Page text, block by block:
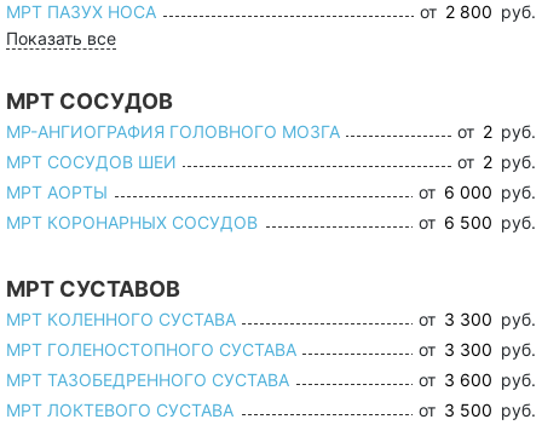
МРТ ПАЗУХ НОСА
от 2 800 руб.
Показать все
МРТ СОСУДОВ
МР-АНГИОГРАФИЯ ГОЛОВНОГО МОЗГА от 2 руб.
МРТ СОСУДОВ ШЕИ
от 2 руб.
МРТ АОРТЫ
от 6 000 руб.
МРТ КОРОНАРНЫХ СОСУДОВ
от 6 500 руб.
МРТ СУСТАВОВ
МРТ КОЛЕННОГО СУСТАВА от 3 300 руб.
МРТ ГОЛЕНОСТОПНОГО СУСТАВА
от 3 300 руб.
МРТ ТАЗОБЕДРЕННОГО СУСТАВА
от 3 600 руб.
МРТ ЛОКТЕВОГО СУСТАВА
от 3 500 руб.